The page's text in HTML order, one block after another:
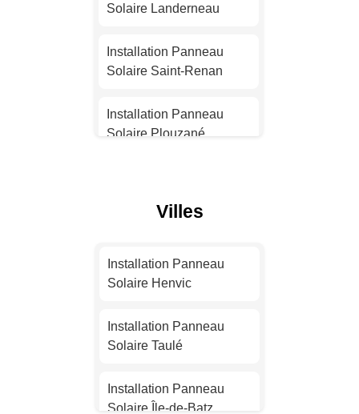
Solaire Nantes
Solaire Strasbourg
Installation Panneau
Installation Panneau
Installation Panneau
Installation Panneau
Solaire Landerneau
Installation Panneau
Solaire Saint-Renan
Installation Panneau
Solaire Plouzané
Solaire Plabennec
Solaire Quimperlé
Solaire Ergué-Gabéric
Villes
Installation Panneau
Solaire Henvic
Installation Panneau
Solaire Taulé
Installation Panneau
Solaire Île-de-Batz